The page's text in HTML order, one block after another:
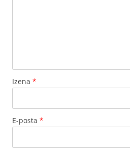
Izena *
E-posta *